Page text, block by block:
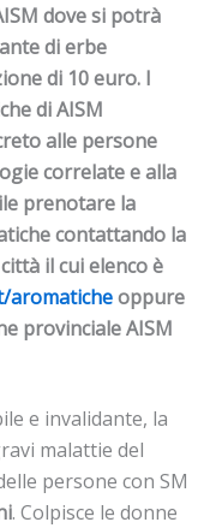
dove si potrà
di erbe
di 10 euro. I
di AISM
alle persone
correlate e alla
prenotare la
contattando la
il cui elenco è
aromaticheoppure
provinciale AISM
e invalidante, la
malattie del
persone con SM
. Colpisce le donne